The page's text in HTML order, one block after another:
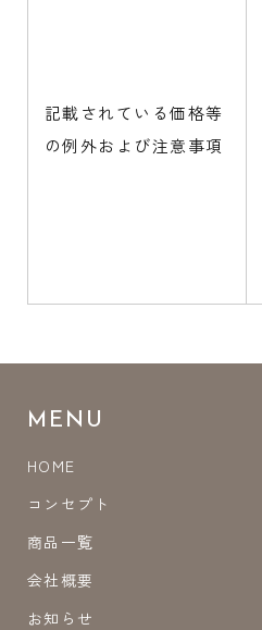
記載されている価格等
の例外および注意事項
MENU
HOME
コンセプト
商品一覧
会社概要
お知らせ